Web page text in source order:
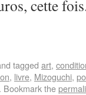
cette
tagged art,
, livre, Mizoguchi,
. Bookmark the